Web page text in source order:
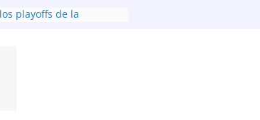
playoffs de la
mejores de la
golea y clasifica a las
de la Superliga